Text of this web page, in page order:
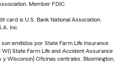
Member FDIC.
card is U.S. Bank National Association,
Inc.
emitidos por State Farm Life Insurance
WI) State Farm Life and Accident Assurance
Wisconsin) Oficinas centrales, Bloomington,